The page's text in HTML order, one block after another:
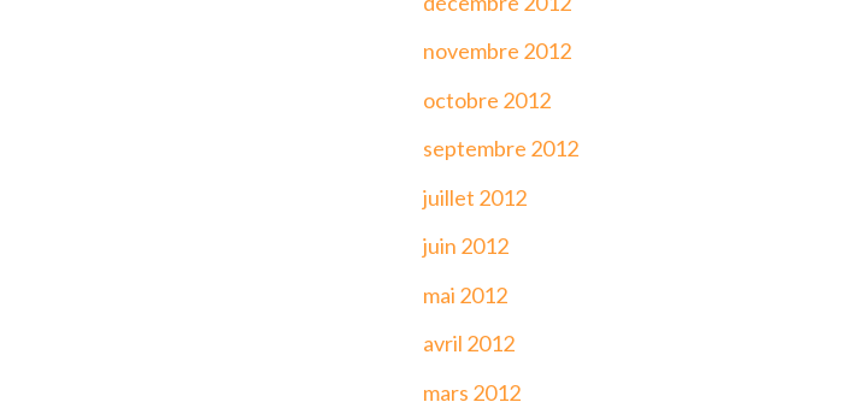
novembre 2012
octobre 2012
septembre 2012
juillet 2012
juin 2012
mai 2012
avril 2012
mars 2012